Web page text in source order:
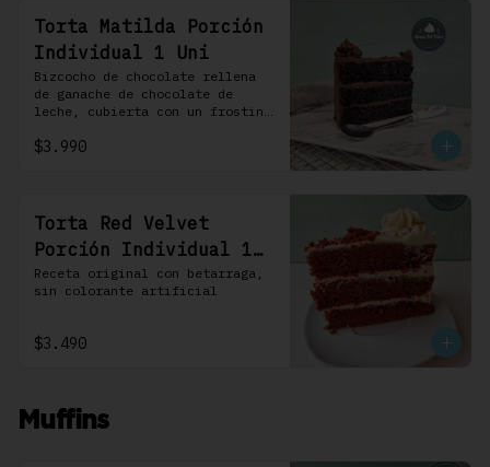
Torta Matilda Porción
Individual 1 Uni
Bizcocho de chocolate rellena
de ganache de chocolate de
leche, cubierta con un frosting
$3.990
Torta Red Velvet
Porción Individual 1
Uni
Receta original con betarraga,
sin colorante artificial
$3.490
Muffins